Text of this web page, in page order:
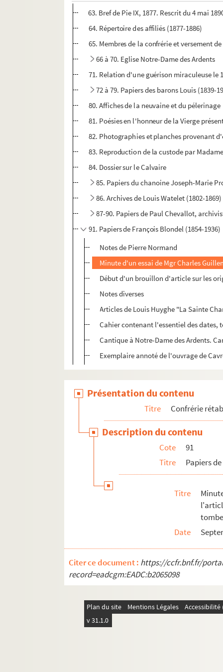
63. Bref de Pie IX, 1877. Rescrit du 4 mai
64. Répertoire des affiliés (1877-1886)
65. Membres de la confrérie et versement
66 à 70. Eglise Notre-Dame des Ardents
71. Relation d'une guérison miraculeuse le
72 à 79. Papiers des barons Louis (1839-
80. Affiches de la neuvaine et du pélerinage
81. Poésies en l'honneur de la Vierge
82. Photographies et planches provenant
83. Reproduction de la custode par
84. Dossier sur le Calvaire
85. Papiers du chanoine Joseph-Marie
86. Archives de Louis Watelet (1802-
87-90. Papiers de Paul Chevallot,
91. Papiers de François Blondel (1854-1936)
Notes de Pierre Normand
Minute d'un essai de Mgr Charles
Début d'un brouillon d'article sur les
Notes diverses
Articles de Louis Huyghe "La Sainte
Cahier contenant l'essentiel des dates,
Cantique à Notre-Dame des Ardents.
Exemplaire annoté de l'ouvrage de
Présentation du contenu
Titre Confrérie
Description du contenu
Cote
91
Titre
Papiers
Titre
Date
Citer ce document : https://ccfr.bnf.fr/
record=eadcgm:EADC:b2065098
Plan du site Mentions Légales
v 31.1.0